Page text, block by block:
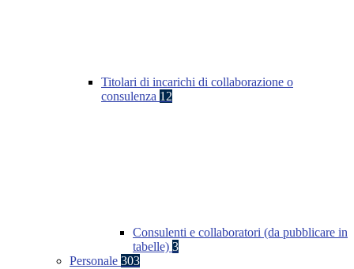
Titolari di incarichi di collaborazione o
consulenza 12
Consulenti e collaboratori (da pubblicare in
tabelle) 3
Personale 303